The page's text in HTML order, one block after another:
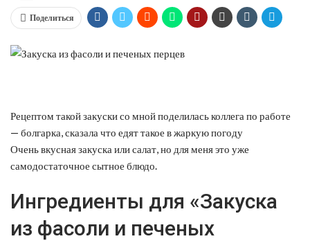
Поделиться
Рецептом такой закуски со мной поделилась коллега по работе
— болгарка, сказала что едят такое в жаркую погоду
Очень вкусная закуска или салат, но для меня это уже
самодостаточное сытное блюдо.
Ингредиенты для «Закуска
из фасоли и печеных